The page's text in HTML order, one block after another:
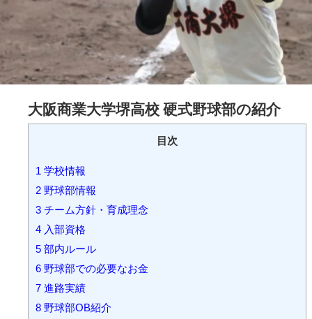
大阪商業大学堺高校 硬式野球部の紹介
目次
1 学校情報
2 野球部情報
3 チーム方針・育成理念
4 入部資格
5 部内ルール
6 野球部での必要なお金
7 進路実績
8 野球部OB紹介